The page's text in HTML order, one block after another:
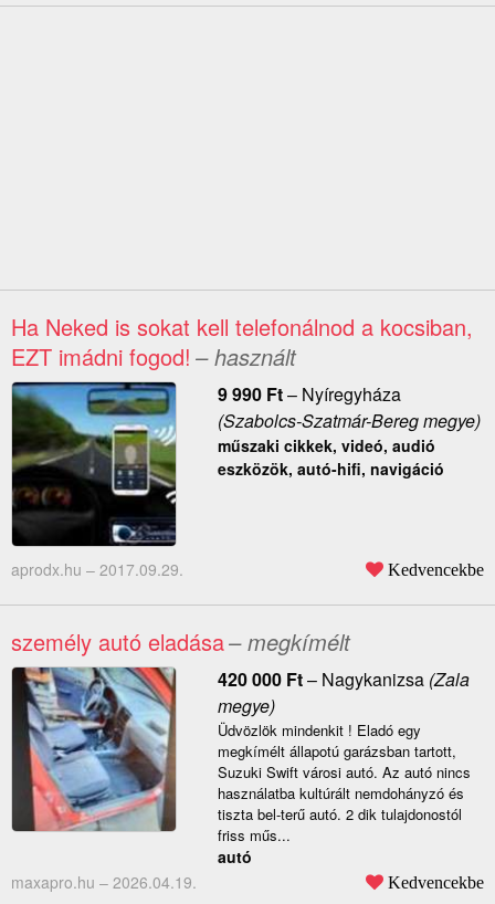
Ha Neked is sokat kell telefonálnod a kocsiban,
EZT imádni fogod! – használt
9 990 Ft– Nyíregyháza
(Szabolcs-Szatmár-Bereg megye)
műszaki cikkek, videó, audió
eszközök, autó-hifi, navigáció
aprodx.hu – 2017.09.29. Kedvencekbe
személy autó eladása– megkímélt
420 000 Ft– Nagykanizsa(Zala
megye)
Üdvözlök mindenkit ! Eladó egy
megkímélt állapotú garázsban tartott,
Suzuki Swift városi autó. Az autó nincs
használatba kultúrált nemdohányzó és
tiszta bel-terű autó. 2 dik tulajdonostól
friss műs...
autó
maxapro.hu – 2026.04.19. Kedvencekbe